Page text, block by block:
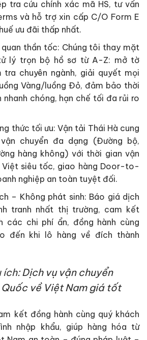
tra cứu chính xác mã HS, tư vấn
và hỗ trợ xin cấp C/O Form E
ưu đãi thấp nhất.
thần tốc: Chúng tôi thay mặt
lý trọn bộ hồ sơ từ A-Z: mở tờ
tra chuyên ngành, giải quyết mọi
Vàng/luồng Đỏ, đảm bảo thời
nhanh chóng, hạn chế tối đa rủi ro
thức tối ưu: Vận tải Thái Hà cung
chuyển đa dạng (Đường bộ,
hàng không) với thời gian vận
Việt siêu tốc, giao hàng Door-to-
nghiệp an toàn tuyệt đối.
– Không phát sinh: Báo giá dịch
tranh nhất thị trường, cam kết
các chi phí ẩn, đồng hành cùng
đến khi lô hàng về đích thành
ích:Dịch vụ vận chuyển
Quốc về Việt Nam giá tốt
kết đồng hành cùng quý khách
nhập khẩu, giúp hàng hóa từ